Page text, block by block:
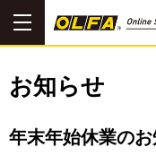
お知らせ
年末年始休業の